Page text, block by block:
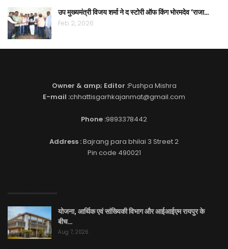
उप मुख्यमंत्री विजय शर्मा ने द स्टोरी ऑफ किंग भोरमदेव ‘राजा…
Feb 2, 2026
Owner & amp; Editor :Pushpa Mishra
E-mail :chhattisgarhkajanmat@gmail.com
Phone :9893378442
Address :Bajrang para bhilai 3 Street 2
Pin code 490021
योजना, आर्थिक एवं सांख्यिकी विभाग और आईआईएम रायपुर के
बीच…
Aug 7, 2026